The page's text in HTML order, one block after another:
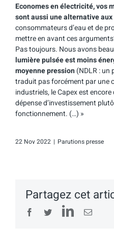
Economes en électricité, vos
sont aussi une alternative
consommateurs d’eau et de
mettre en avant ces
Pas toujours. Nous avons
lumière pulsée est moins
moyenne pression (NDLR : un
traduit pas forcément par une
industriels, le Capex est
dépense d’investissement
fonctionnement. (…) »
22 Nov 2022 | Parutions presse
Partagez cet
FacebookTwitterLinkedIn
Email